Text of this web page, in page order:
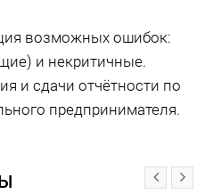
возможных ошибок:
и некритичные.
и сдачи отчётности по
предпринимателя.